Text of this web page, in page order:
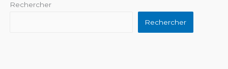
Rechercher
Rechercher